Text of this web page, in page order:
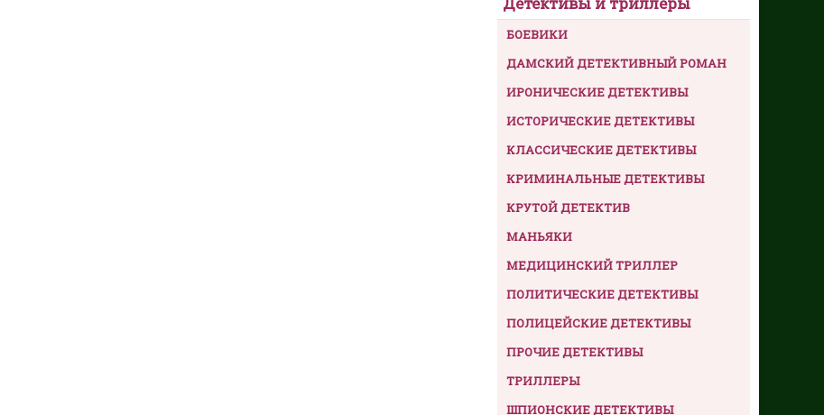
БОЕВИКИ
ДАМСКИЙ ДЕТЕКТИВНЫЙ РОМАН
ИРОНИЧЕСКИЕ ДЕТЕКТИВЫ
ИСТОРИЧЕСКИЕ ДЕТЕКТИВЫ
КЛАССИЧЕСКИЕ ДЕТЕКТИВЫ
КРИМИНАЛЬНЫЕ ДЕТЕКТИВЫ
КРУТОЙ ДЕТЕКТИВ
МАНЬЯКИ
МЕДИЦИНСКИЙ ТРИЛЛЕР
ПОЛИТИЧЕСКИЕ ДЕТЕКТИВЫ
ПОЛИЦЕЙСКИЕ ДЕТЕКТИВЫ
ПРОЧИЕ ДЕТЕКТИВЫ
ТРИЛЛЕРЫ
ШПИОНСКИЕ ДЕТЕКТИВЫ